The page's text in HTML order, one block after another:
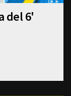
del 6'